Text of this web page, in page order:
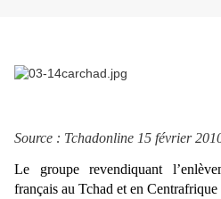
Source : Tchadonline 15 février
Le groupe revendiquant
français au Tchad et en